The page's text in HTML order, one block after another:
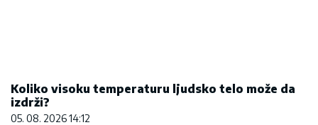
Koliko visoku temperaturu ljudsko telo može da
izdrži?
05. 08. 2026 14:12